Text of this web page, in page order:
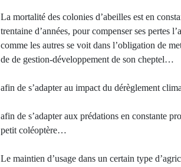
La mortalité des colonies d’abeilles est en
trentaine d’années, pour compenser ses pertes
comme les autres se voit dans l’obligation de
de de gestion-développement de son cheptel…
afin de s’adapter au impact du dérèglement
afin de s’adapter aux prédations en constante
petit coléoptère…
Le maintien d’usage dans un certain type